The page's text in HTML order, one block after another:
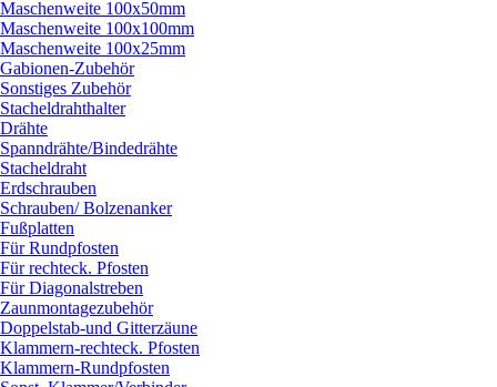
Maschenweite 100x50mm
Maschenweite 100x100mm
Maschenweite 100x25mm
Gabionen-Zubehör
Sonstiges Zubehör
Stacheldrahthalter
Drähte
Spanndrähte/Bindedrähte
Stacheldraht
Erdschrauben
Schrauben/Bolzenanker
Fußplatten
Für Rundpfosten
Für rechteck. Pfosten
Für Diagonalstreben
Zaunmontagezubehör
Doppelstab-und Gitterzäune
Klammern-rechteck. Pfosten
Klammern-Rundpfosten